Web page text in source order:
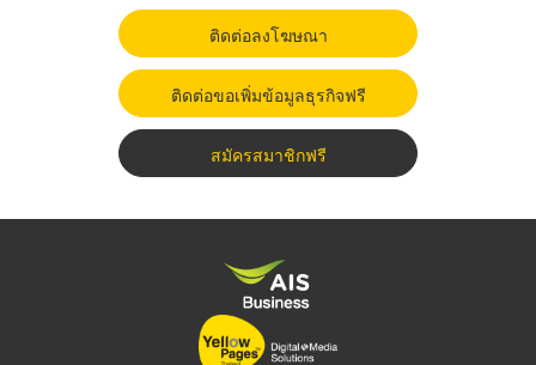
ติดต่อลงโฆษณา
ติดต่อขอเพิ่มข้อมูลธุรกิจฟรี
สมัครสมาชิกฟรี